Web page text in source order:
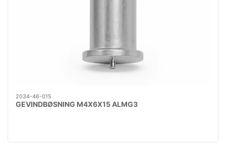
2034-46-015
GEVINDBØSNING M4X6X15 ALMG3